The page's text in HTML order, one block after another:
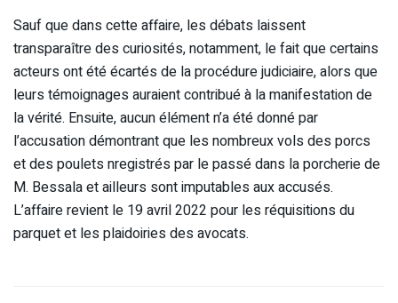
Sauf que dans cette affaire, les débats laissent
transparaître des curiosités, notamment, le fait que certains
acteurs ont été écartés de la procédure judiciaire, alors que
leurs témoignages auraient contribué à la manifestation de
la vérité. Ensuite, aucun élément n’a été donné par
l’accusation démontrant que les nombreux vols des porcs
et des poulets nregistrés par le passé dans la porcherie de
M. Bessala et ailleurs sont imputables aux accusés.
L’affaire revient le 19 avril 2022 pour les réquisitions du
parquet et les plaidoiries des avocats.